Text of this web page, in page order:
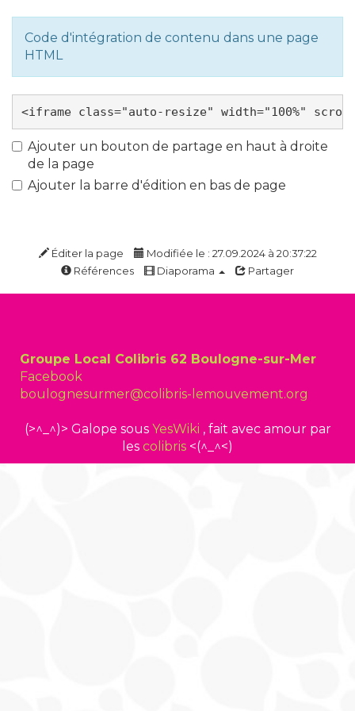
Code d'intégration de contenu dans une page
HTML
Ajouter un bouton de partage en haut à droite
de la page
Ajouter la barre d'édition en bas de page
Éditer la page
Modifiée le : 27.09.2024 à 20:37:22
Références
Diaporama Partager
Groupe Local Colibris 62 Boulogne-sur-Mer
Facebook
boulognesurmer@colibris-lemouvement.org
(>^_^)> Galope sous YesWiki , fait avec amour par
les colibris <(^_^<)